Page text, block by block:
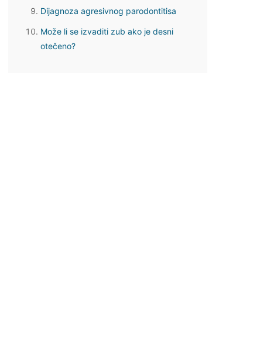
Dijagnoza agresivnog parodontitisa
Može li se izvaditi zub ako je desni
otečeno?